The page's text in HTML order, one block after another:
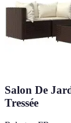
Salon De
Tressée